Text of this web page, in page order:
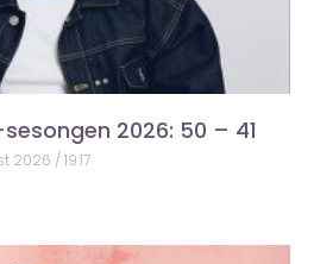
2026: 50 – 41
2026 19:17